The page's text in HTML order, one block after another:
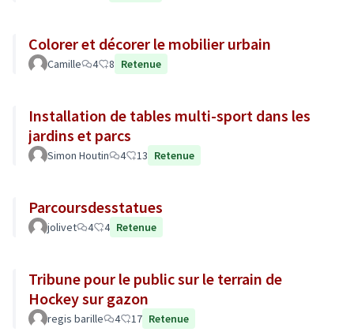
Colorer et décorer le mobilier urbain
Camille 4 8 Retenue
Installation de tables multi-sport dans les
jardins et parcs
Simon Houtin 4 13 Retenue
Parcoursdesstatues
jolivet 4 4 Retenue
Tribune pour le public sur le terrain de
Hockey sur gazon
regis barille 4 17 Retenue